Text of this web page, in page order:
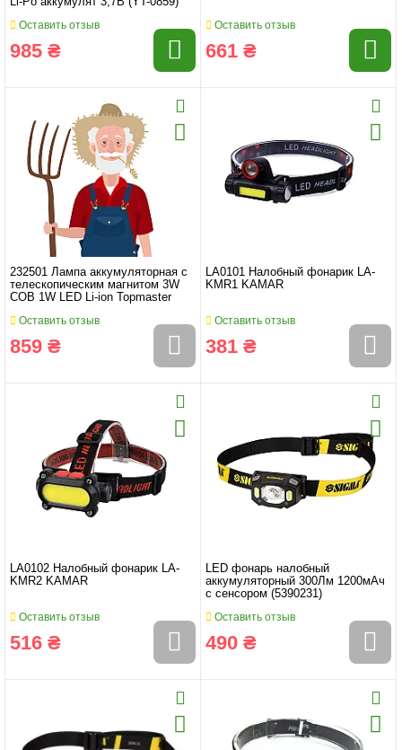
Оставить отзыв
985 ₴
Оставить отзыв
661 ₴
232501 Лампа аккумуляторная с
телескопическим магнитом 3W
COB 1W LED Li-ion Topmaster
Оставить отзыв
859 ₴
LA0101 Налобный фонарик LA-
KMR1 KAMAR
Оставить отзыв
381 ₴
LA0102 Налобный фонарик LA-
KMR2 KAMAR
Оставить отзыв
516 ₴
LED фонарь налобный
аккумуляторный 300Лм 1200мАч
с сенсором (5390231)
Оставить отзыв
490 ₴